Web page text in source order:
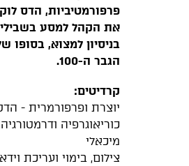
פרפורמטיביות, הדס
את הקהל למסע בשבילי
בניסיון למצוא, בסופו
הגבר ה-100.
קרדיטים:
יוצרת ופרפורמרית -
כוריאוגרפיה
מיכאלי
צילום, בימוי ועריכת